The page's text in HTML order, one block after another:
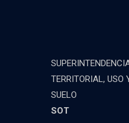
TERRITORIAL, USO
SUELO
SOT